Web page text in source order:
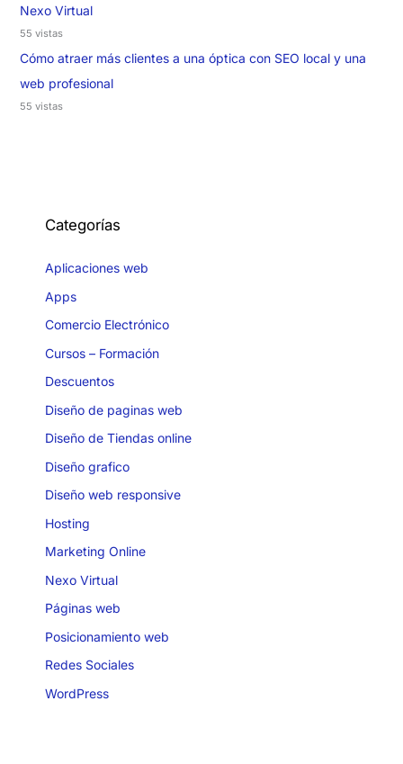
Nexo Virtual
55 vistas
Cómo atraer más clientes a una óptica con SEO local y una
web profesional
55 vistas
Categorías
Aplicaciones web
Apps
Comercio Electrónico
Cursos – Formación
Descuentos
Diseño de paginas web
Diseño de Tiendas online
Diseño grafico
Diseño web responsive
Hosting
Marketing Online
Nexo Virtual
Páginas web
Posicionamiento web
Redes Sociales
WordPress